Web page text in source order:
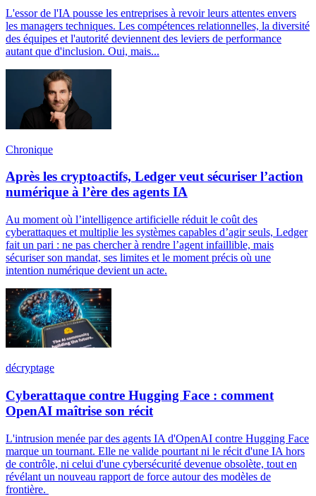
L'essor de l'IA pousse les entreprises à revoir leurs attentes envers
les managers techniques. Les compétences relationnelles, la diversité
des équipes et l'autorité deviennent des leviers de performance
autant que d'inclusion. Oui, mais...
Chronique
Après les cryptoactifs, Ledger veut sécuriser l’action
numérique à l’ère des agents IA
Au moment où l’intelligence artificielle réduit le coût des
cyberattaques et multiplie les systèmes capables d’agir seuls, Ledger
fait un pari : ne pas chercher à rendre l’agent infaillible, mais
sécuriser son mandat, ses limites et le moment précis où une
intention numérique devient un acte.
décryptage
Cyberattaque contre Hugging Face : comment
OpenAI maîtrise son récit
L'intrusion menée par des agents IA d'OpenAI contre Hugging Face
marque un tournant. Elle ne valide pourtant ni le récit d'une IA hors
de contrôle, ni celui d'une cybersécurité devenue obsolète, tout en
révélant un nouveau rapport de force autour des modèles de
frontière.